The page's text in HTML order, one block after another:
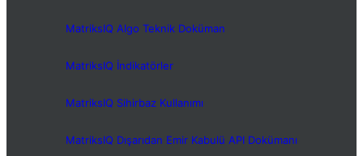
MatriksIQ Algo Teknik Doküman
MatriksIQ İndikatörler
MatriksIQ Sihirbaz Kullanımı
MatriksIQ Dışarıdan Emir Kabulü API Dokümanı